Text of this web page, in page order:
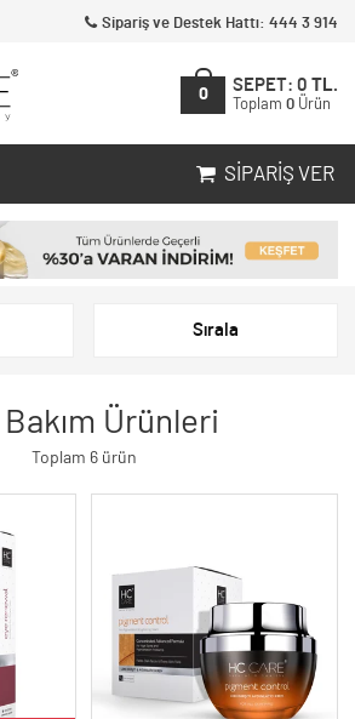
Sipariş ve Destek Hattı: 444 3 914
0
SEPET: 0 TL.
Toplam 0 Ürün
SIPARIŞ VER
Sırala
Ürünleri
Toplam 6 ürün